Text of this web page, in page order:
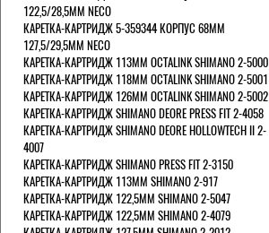
122,5/28,5ММ NECO
КАРЕТКА-КАРТРИДЖ 5-359344 КОРПУС 68ММ
127,5/29,5ММ NECO
КАРЕТКА-КАРТРИДЖ 113ММ OCTALINK SHIMANO 2-5000
КАРЕТКА-КАРТРИДЖ 118ММ OCTALINK SHIMANO 2-5001
КАРЕТКА-КАРТРИДЖ 126ММ OCTALINK SHIMANO 2-5002
КАРЕТКА-КАРТРИДЖ SHIMANO DEORE PRESS FIT 2-4058
КАРЕТКА-КАРТРИДЖ SHIMANO DEORE HOLLOWTECH II 2-
4007
КАРЕТКА-КАРТРИДЖ SHIMANO PRESS FIT 2-3150
КАРЕТКА-КАРТРИДЖ 113ММ SHIMANO 2-917
КАРЕТКА-КАРТРИДЖ 122,5ММ SHIMANO 2-5047
КАРЕТКА-КАРТРИДЖ 122,5ММ SHIMANO 2-4079